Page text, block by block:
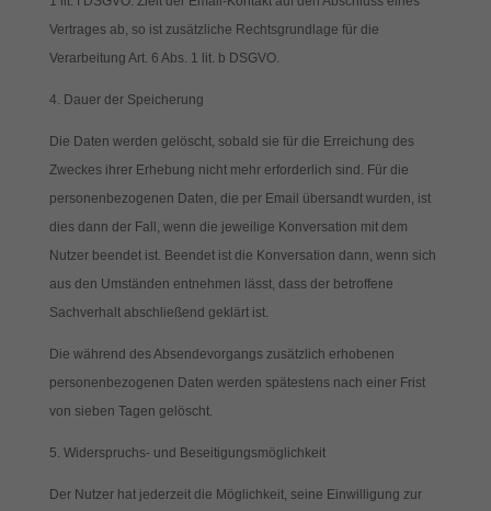
Vertrages ab, so ist zusätzliche Rechtsgrundlage für die
Verarbeitung Art. 6 Abs. 1 lit. b DSGVO.
4. Dauer der Speicherung
Die Daten werden gelöscht, sobald sie für die Erreichung des
Zweckes ihrer Erhebung nicht mehr erforderlich sind. Für die
personenbezogenen Daten, die per Email übersandt wurden, ist
dies dann der Fall, wenn die jeweilige Konversation mit dem
Nutzer beendet ist. Beendet ist die Konversation dann, wenn sich
aus den Umständen entnehmen lässt, dass der betroffene
Sachverhalt abschließend geklärt ist.
Die während des Absendevorgangs zusätzlich erhobenen
personenbezogenen Daten werden spätestens nach einer Frist
von sieben Tagen gelöscht.
5. Widerspruchs- und Beseitigungsmöglichkeit
Der Nutzer hat jederzeit die Möglichkeit, seine Einwilligung zur